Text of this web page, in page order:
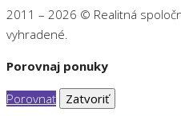
2011 – 2026 © Realitná
vyhradené.
Porovnaj ponuky
Porovnať
Zatvoriť